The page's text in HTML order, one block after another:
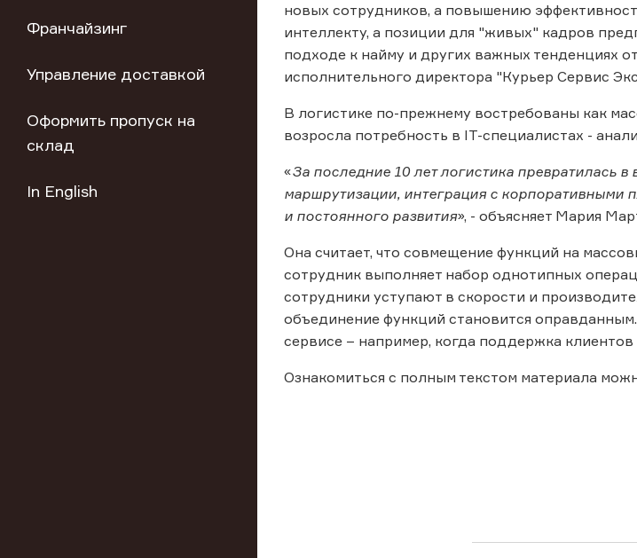
Франчайзинг
Управление доставкой
Оформить пропуск на
склад
In English
новых сотрудников, а повышению
интеллекту, а позиции для "живых" кадров
подходе к найму и других важных тенденциях
исполнительного директора "Курьер Сервис
В логистике по-прежнему востребованы как
возросла потребность в IT-специалистах -
«За последние 10 лет логистика превратилась
маршрутизации, интеграция с корпоративными
и постоянного развития», - объясняет Мария
Она считает, что совмещение функций на
сотрудник выполняет набор однотипных
сотрудники уступают в скорости и
объединение функций становится
сервисе – например, когда поддержка
Ознакомиться с полным текстом материала